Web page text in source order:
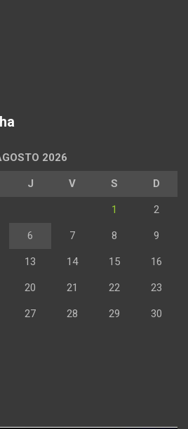
2026
J V S D
1 2
6 7 8 9
13 14 15 16
20 21 22 23
27 28 29 30